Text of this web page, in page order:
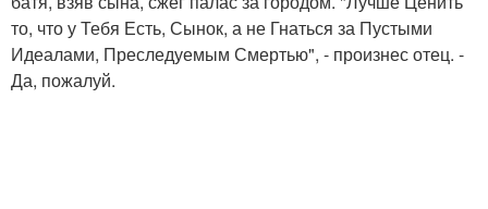
то, что у Тебя Есть, Сынок, а не Гнаться за Пустыми
Идеалами, Преследуемым Смертью", - произнес отец. -
Да, пожалуй.